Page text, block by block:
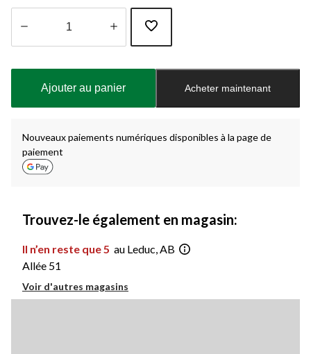
à
Ajouter au panier Acheter maintenant
Nouveaux paiements numériques disponibles à la page de
paiement
Trouvez-le également en magasin:
Il n’en reste que 5 au Leduc, AB
Allée 51
Voir d'autres magasins